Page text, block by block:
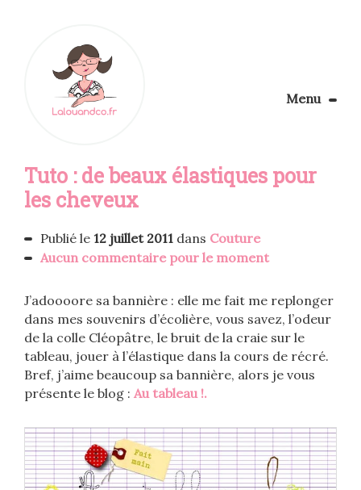
Menu
Apprendre la couture
Aménager son coin couture
Tuto : de beaux élastiques pour
les cheveux
Publié le 12 juillet 2011 dans Couture
Aucun commentaire pour le moment
J’adoooore sa bannière : elle me fait me replonger
dans mes souvenirs d’écolière, vous savez, l’odeur
de la colle Cléopâtre, le bruit de la craie sur le
tableau, jouer à l’élastique dans la cours de récré.
Bref, j’aime beaucoup sa bannière, alors je vous
présente le blog : Au tableau !.